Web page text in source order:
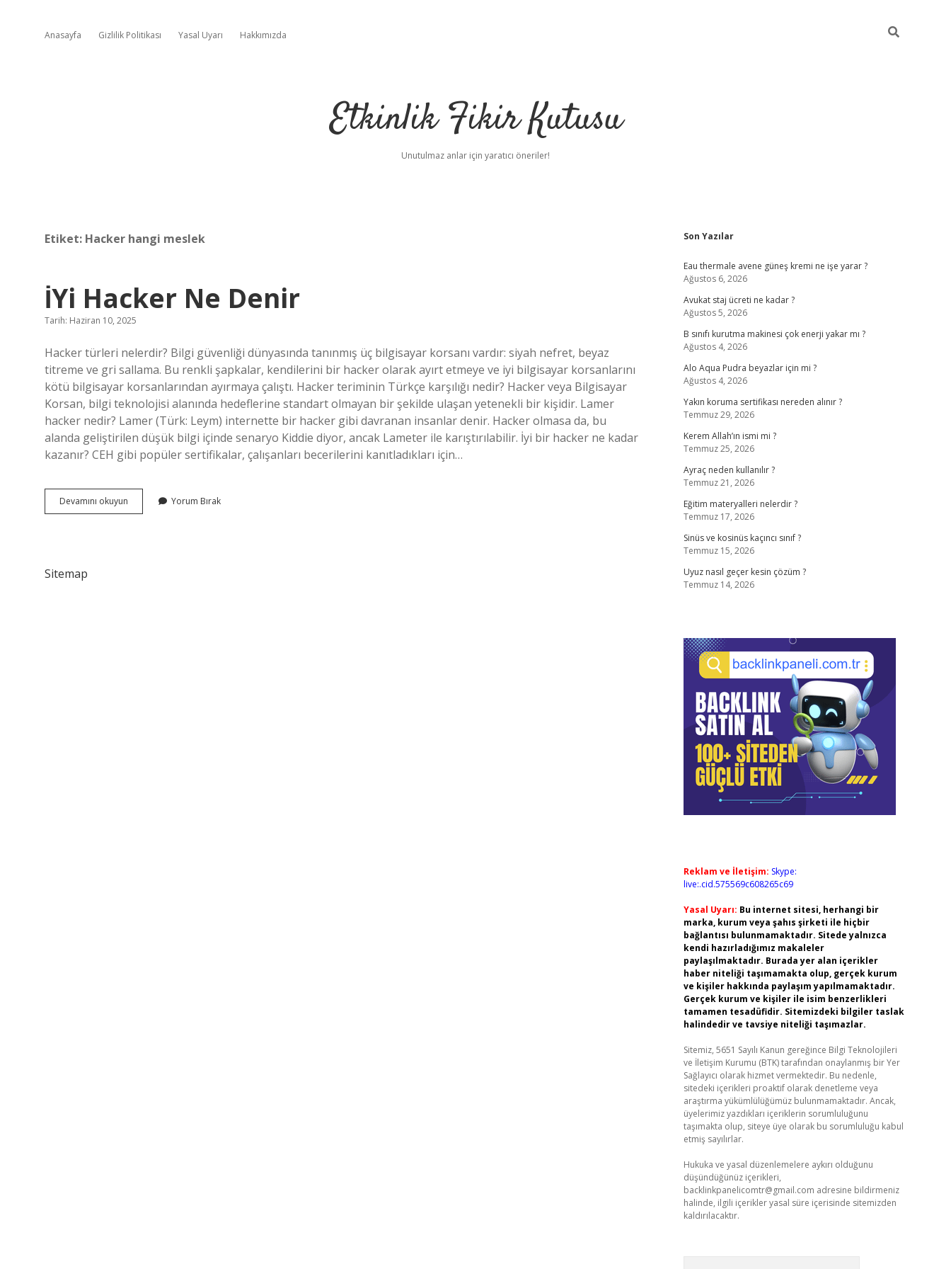
Anasayfa Gizlilik Politikası Yasal Uyarı Hakkımızda
Etkinlik Fikir Kutusu
Unutulmaz anlar için yaratıcı öneriler!
Etiket: Hacker hangi meslek
İYi Hacker Ne Denir
Tarih: Haziran 10, 2025
Hacker türleri nelerdir? Bilgi güvenliği dünyasında tanınmış üç bilgisayar korsanı vardır: siyah nefret, beyaz
titreme ve gri sallama. Bu renkli şapkalar, kendilerini bir hacker olarak ayırt etmeye ve iyi bilgisayar korsanlarını
kötü bilgisayar korsanlarından ayırmaya çalıştı. Hacker teriminin Türkçe karşılığı nedir? Hacker veya Bilgisayar
Korsan, bilgi teknolojisi alanında hedeflerine standart olmayan bir şekilde ulaşan yetenekli bir kişidir. Lamer
hacker nedir? Lamer (Türk: Leym) internette bir hacker gibi davranan insanlar denir. Hacker olmasa da, bu
alanda geliştirilen düşük bilgi içinde senaryo Kiddie diyor, ancak Lameter ile karıştırılabilir. İyi bir hacker ne kadar
kazanır? CEH gibi popüler sertifikalar, çalışanları becerilerini kanıtladıkları için…
Devamını okuyun
Hacker
Yorum Bırak
Sitemap
Sidebar
Son Yazılar
Eau thermale avene güneş kremi ne işe yarar ?
Ağustos 6, 2026
Avukat staj ücreti ne kadar ?
Ağustos 5, 2026
B sınıfı kurutma makinesi çok enerji yakar mı ?
Ağustos 4, 2026
Alo Aqua Pudra beyazlar için mi ?
Ağustos 4, 2026
Yakın koruma sertifikası nereden alınır ?
Temmuz 29, 2026
Kerem Allah’ın ismi mi ?
Temmuz 25, 2026
Ayraç neden kullanılır ?
Temmuz 21, 2026
Eğitim materyalleri nelerdir ?
Temmuz 17, 2026
Sinüs ve kosinüs kaçıncı sınıf ?
Temmuz 15, 2026
Uyuz nasıl geçer kesin çözüm ?
Temmuz 14, 2026
Reklam ve İletişim: Skype:
live:.cid.575569c608265c69
Yasal Uyarı: Bu internet sitesi, herhangi bir
marka, kurum veya şahıs şirketi ile hiçbir
bağlantısı bulunmamaktadır. Sitede yalnızca
kendi hazırladığımız makaleler
paylaşılmaktadır. Burada yer alan içerikler
haber niteliği taşımamakta olup, gerçek kurum
ve kişiler hakkında paylaşım yapılmamaktadır.
Gerçek kurum ve kişiler ile isim benzerlikleri
tamamen tesadüfidir. Sitemizdeki bilgiler taslak
halindedir ve tavsiye niteliği taşımazlar.
Sitemiz, 5651 Sayılı Kanun gereğince Bilgi Teknolojileri
ve İletişim Kurumu (BTK) tarafından onaylanmış bir Yer
Sağlayıcı olarak hizmet vermektedir. Bu nedenle,
sitedeki içerikleri proaktif olarak denetleme veya
araştırma yükümlülüğümüz bulunmamaktadır. Ancak,
üyelerimiz yazdıkları içeriklerin sorumluluğunu
taşımakta olup, siteye üye olarak bu sorumluluğu kabul
etmiş sayılırlar.
Hukuka ve yasal düzenlemelere aykırı olduğunu
düşündüğünüz içerikleri,
backlinkpanelicomtr@gmail.com adresine bildirmeniz
halinde, ilgili içerikler yasal süre içerisinde sitemizden
kaldırılacaktır.